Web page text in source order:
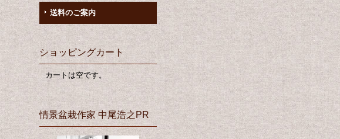
送料のご案内
ショッピングカート
カートは空です。
情景盆栽作家 中尾浩之PR